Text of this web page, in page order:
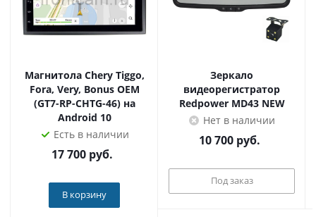
Магнитола Chery Tiggo,
Fora, Very, Bonus OEM
(GT7-RP-CHTG-46) на
Android 10
Есть в наличии
17 700руб.
В корзину
Зеркало
видеорегистратор
Redpower MD43 NEW
Нет в наличии
10 700руб.
Под заказ